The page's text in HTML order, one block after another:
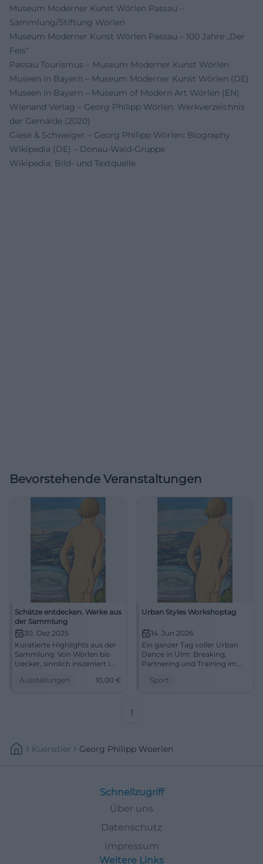
Museum Moderner Kunst Wörlen Passau –
Sammlung/Stiftung Wörlen
Museum Moderner Kunst Wörlen Passau – 100 Jahre „Der
Fels“
Passau Tourismus – Museum Moderner Kunst Wörlen
Museen in Bayern – Museum Moderner Kunst Wörlen (DE)
Museen in Bayern – Museum of Modern Art Wörlen (EN)
Wienand Verlag – Georg Philipp Wörlen. Werkverzeichnis
der Gemälde (2020)
Giese & Schweiger – Georg Philipp Wörlen: Biography
Wikipedia (DE) – Donau‑Wald‑Gruppe
Wikipedia: Bild- und Textquelle
Bevorstehende Veranstaltungen
Schätze entdecken. Werke aus
der Sammlung
30. Dez 2025
Kuratierte Highlights aus der
Sammlung: Von Wörlen bis
Uecker, sinnlich inszeniert im
Meisterwerke und erleben Sie
Ausstellungen 10,00 €
Urban Styles Workshoptag
14. Jun 2026
Ein ganzer Tag voller Urban
Dance in Ulm: Breaking,
Partnering und Training im
wartet pure Bewegung.
Sport
1
Kuenstler Georg Philipp Woerlen
Schnellzugriff
Über uns
Datenschutz
Impressum
Weitere Links